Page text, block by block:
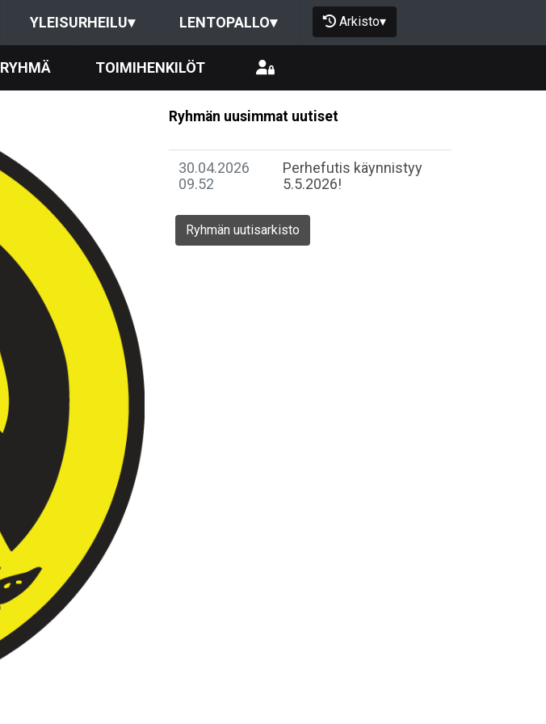
YLEISURHEILU▾ LENTOPALLO▾ Arkisto▾
RYHMÄ TOIMIHENKILÖT
Ryhmän uusimmat uutiset
30.04.2026
09.52
Perhefutis käynnistyy
5.5.2026!
Ryhmän uutisarkisto